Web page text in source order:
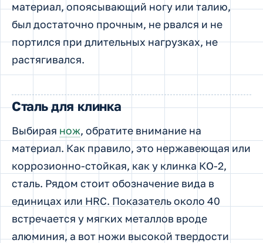
материал, опоясывающий ногу или талию,
был достаточно прочным, не рвался и не
портился при длительных нагрузках, не
растягивался.
Сталь для клинка
Выбирая нож, обратите внимание на
материал. Как правило, это нержавеющая или
коррозионно-стойкая, как у клинка КО-2,
сталь. Рядом стоит обозначение вида в
единицах или HRC. Показатель около 40
встречается у мягких металлов вроде
алюминия, а вот ножи высокой твердости